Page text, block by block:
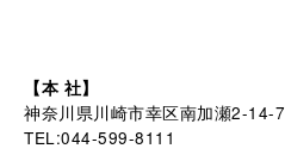
【本 社】
神奈川県川崎市幸区南加瀬2-14-7
TEL:044-599-8111